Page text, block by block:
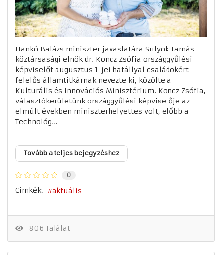
Hankó Balázs miniszter javaslatára Sulyok Tamás
köztársasági elnök dr. Koncz Zsófia országgyűlési
képviselőt augusztus 1-jei hatállyal családokért
felelős államtitkárnak nevezte ki, közölte a
Kulturális és Innovációs Minisztérium. Koncz Zsófia,
választókerületünk országgyűlési képviselője az
elmúlt években miniszterhelyettes volt, előbb a
Technológ...
Tovább a teljes bejegyzéshez
0
Címkék: aktuális
806 Találat